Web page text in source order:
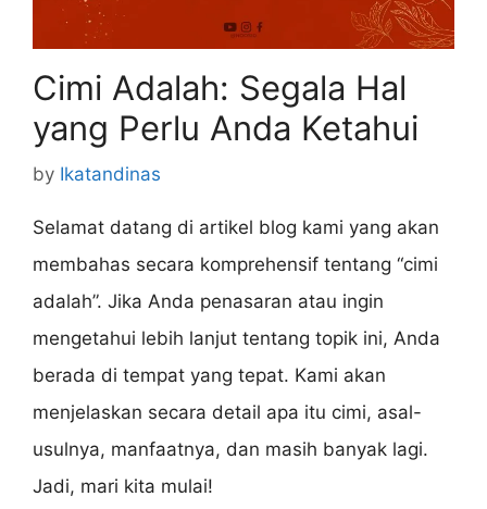
Cimi Adalah: Segala Hal
yang Perlu Anda Ketahui
by Ikatandinas
Selamat datang di artikel blog kami yang akan
membahas secara komprehensif tentang “cimi
adalah”. Jika Anda penasaran atau ingin
mengetahui lebih lanjut tentang topik ini, Anda
berada di tempat yang tepat. Kami akan
menjelaskan secara detail apa itu cimi, asal-
usulnya, manfaatnya, dan masih banyak lagi.
Jadi, mari kita mulai!